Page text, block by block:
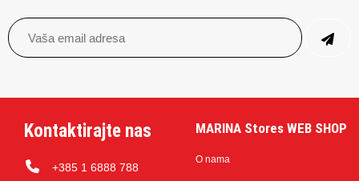
Kontaktirajte nas
+385 1 6888 788
MARINA Stores WEB SHOP
O nama